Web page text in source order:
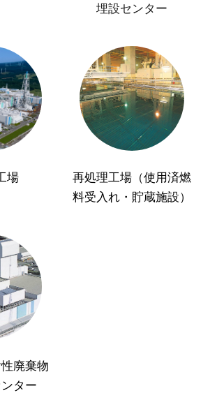
埋設センター
場
再処理工場（使用済燃
料受入れ・貯蔵施設）
廃棄物
ター